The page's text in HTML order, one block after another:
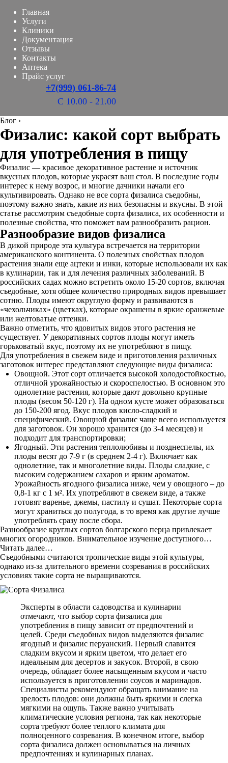
Главная
Услуги
Клиники
Документация
Отзывы
Контакты
Аптека
Прайс услуг
+7(999) 061-86-74
С 10.00 - 21.00
Блог ›
Физалис: какой сорт выбрать
для употребления в пищу
Физалис — красивое декоративное растение и источник
вкусных плодов, которые украсят ваш стол. В последние годы
интерес к нему возрос, и многие дачники начали его
культивировать. Однако не все сорта физалиса съедобны,
поэтому важно знать, какие из них безопасны и вкусны. В этой
статье рассмотрим съедобные сорта физалиса, их особенности и
полезные свойства, что поможет вам разнообразить рацион.
Разнообразие видов физалиса
В дикой природе эта культура встречается на территории
американского континента. О полезных свойствах плодов
растения знали еще ацтеки и инки, которые использовали их как
в кулинарии, так и для лечения различных заболеваний. В
российских садах можно встретить около 15-20 сортов, включая
съедобные, хотя общее количество природных видов превышает
сотню. Плоды имеют округлую форму и развиваются в
«чехольчиках» (цветках), которые окрашены в яркие оранжевые
или желтоватые оттенки.
Важно отметить, что ядовитых видов этого растения не
существует. У декоративных сортов плоды могут иметь
горьковатый вкус, поэтому их не употребляют в пищу.
Для употребления в свежем виде и приготовления различных
заготовок интерес представляют следующие виды физалиса:
Овощной. Этот сорт отличается высокой холодостойкостью,
отличной урожайностью и скороспелостью. В основном это
однолетние растения, которые дают довольно крупные
плоды (весом 50-120 г). На одном кусте может образоваться
до 150-200 ягод. Вкус плодов кисло-сладкий и
специфический. Овощной физалис чаще всего используется
для заготовок. Он хорошо хранится (до 3-4 месяцев) и
подходит для транспортировки;
Ягодный. Эти растения теплолюбивы и позднеспелы, их
плоды весят до 7-9 г (в среднем 2-4 г). Включает как
однолетние, так и многолетние виды. Плоды сладкие, с
высоким содержанием сахаров и ярким ароматом.
Урожайность ягодного физалиса ниже, чем у овощного – до
0,8-1 кг с 1 м². Их употребляют в свежем виде, а также
готовят варенье, джемы, пастилу и сушат. Некоторые сорта
могут храниться до полугода, в то время как другие лучше
употреблять сразу после сбора.
Разнообразие круглых сортов болгарского перца привлекает
многих огородников. Внимательное изучение доступного…
Читать далее…
Съедобными считаются тропические виды этой культуры,
однако из-за длительного времени созревания в российских
условиях такие сорта не выращиваются.
Эксперты в области садоводства и кулинарии
отмечают, что выбор сорта физалиса для
употребления в пищу зависит от предпочтений и
целей. Среди съедобных видов выделяются физалис
ягодный и физалис перуанский. Первый славится
сладким вкусом и ярким цветом, что делает его
идеальным для десертов и закусок. Второй, в свою
очередь, обладает более насыщенным вкусом и часто
используется в приготовлении соусов и маринадов.
Специалисты рекомендуют обращать внимание на
зрелость плодов: они должны быть яркими и слегка
мягкими на ощупь. Также важно учитывать
климатические условия региона, так как некоторые
сорта требуют более теплого климата для
полноценного созревания. В конечном итоге, выбор
сорта физалиса должен основываться на личных
предпочтениях и кулинарных планах.